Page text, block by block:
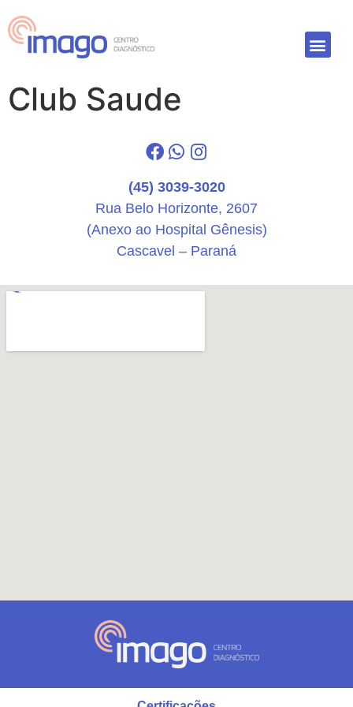
Club Saude
(45) 3039-3020
Rua Belo Horizonte, 2607
(Anexo ao Hospital Gênesis)
Cascavel – Paraná